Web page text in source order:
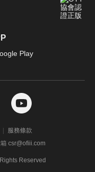
服務條款
csr@ofiii.com
Reserved